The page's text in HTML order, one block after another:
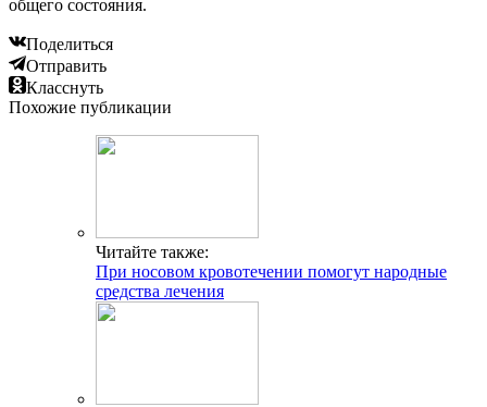
общего состояния.
Поделиться
Отправить
Класснуть
Похожие публикации
Читайте также:
При носовом кровотечении помогут народные
средства лечения